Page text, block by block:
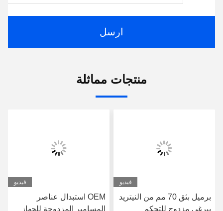
ارسل
منتجات مماثلة
فيديو
برميل بثق 70 مم من النيتريد
ببرغي مزدوج للتحكم
فيديو
OEM استبدال عناصر
المسامير المزدوجة للجهاز